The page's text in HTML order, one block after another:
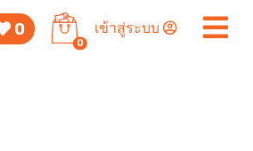
0
0
เข้าสู่ระบบ